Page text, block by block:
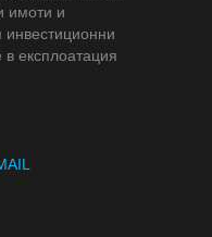
имоти и
инвестиционни
експлоатация